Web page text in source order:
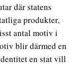
där statens
produkter,
antal motiv i
blir därmed en
en stat vill